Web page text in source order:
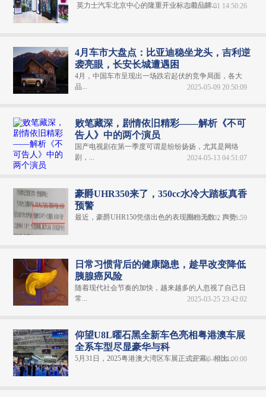
英力士汽车北京中心的隆重开业标志着品牌...2025-06-01 14:50:26
4月车市大盘点：比亚迪稳坐龙头，吉利逆
袭亮眼，长安长城遭遇困
4月，中国车市呈现出一场跌宕起伏的竞争局面，各大
品...
2025-05-09 20:50:09
败笔藏深，剧情依旧精彩——解析《不可
告人》中的两个演员
国产电视剧在第一季度可谓是纷纷扬扬，尤其是网络
剧，...
2024-05-13 04:51:07
豪爵UHR350来了，350cc水冷大踏板真香
预警
最近，豪爵UHR150凭借出色的表现圈粉无数，声势...
2025-06-02 14:03:59
日常习惯背后的健康隐患，趁早改变降低
胰腺癌风险
随着现代社会节奏的加快，越来越多的人忽视了自己日
常...
2025-03-25 23:42:02
仰望U8L曜石黑全新车色亮相粤港澳车展
全系车型尽显豪华与科
5月31日，2025粤港澳大湾区车展正式开幕。相比...
2025-06-02 14:00:00